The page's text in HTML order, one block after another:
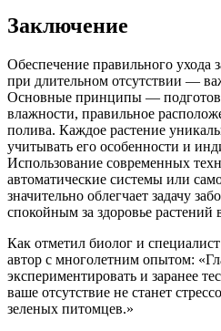
Заключение
Обеспечение правильного ухода
при длительном отсутствии —
Основные принципы —
влажности, правильное
полива. Каждое растение
учитывать его особенности и
Использование современных
автоматические системы или
значительно облегчает задачу
спокойным за здоровье растений
Как отметил биолог и
автор с многолетним опытом:
экспериментировать и заранее
ваше отсутствие не станет
зеленых питомцев.»